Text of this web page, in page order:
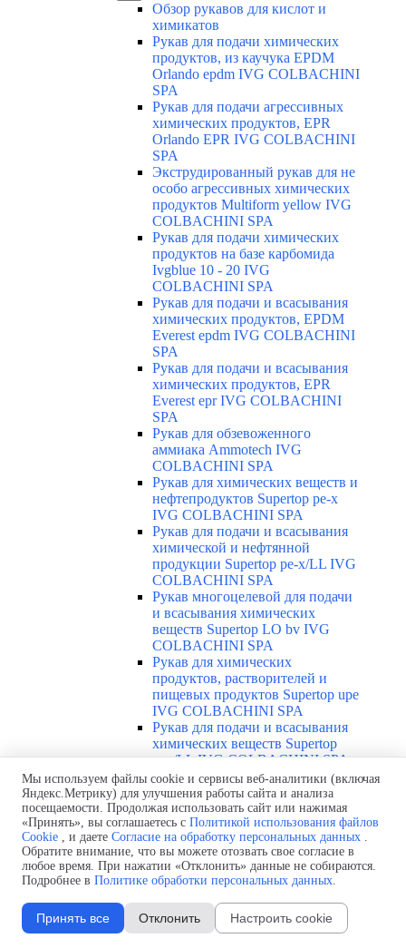
Обзор рукавов для кислот и
химикатов
Рукав для подачи химических
продуктов, из каучука EPDM
Orlando epdm IVG COLBACHINI
SPA
Рукав для подачи агрессивных
химических продуктов, EPR
Orlando EPR IVG COLBACHINI
SPA
Экструдированный рукав для не
особо агрессивных химических
продуктов Multiform yellow IVG
COLBACHINI SPA
Рукав для подачи химических
продуктов на базе карбомида
Ivgblue 10 - 20 IVG
COLBACHINI SPA
Рукав для подачи и всасывания
химических продуктов, EPDM
Everest epdm IVG COLBACHINI
SPA
Рукав для подачи и всасывания
химических продуктов, EPR
Everest epr IVG COLBACHINI
SPA
Рукав для обзевоженного
аммиака Ammotech IVG
COLBACHINI SPA
Рукав для химических веществ и
нефтепродуктов Supertop pe-x
IVG COLBACHINI SPA
Рукав для подачи и всасывания
химической и нефтянной
продукции Supertop pe-x/LL IVG
COLBACHINI SPA
Рукав многоцелевой для подачи
и всасывания химических
веществ Supertop LO bv IVG
COLBACHINI SPA
Рукав для химических
продуктов, растворителей и
пищевых продуктов Supertop upe
IVG COLBACHINI SPA
Рукав для подачи и всасывания
химических веществ Supertop
upe/LL IVG COLBACHINI SPA
Токопроводящий рукав для
химических и нефтянных
продуктов Supertop upe cond/LL
IVG COLBACHINI SPA
Токопроводящий рукав для
химических и пищевых
продуктов Thunderflex IVG
COLBACHINI SPA
Рукав для химических веществ и
растворителей Teflex IVG
Мы используем файлы cookie и сервисы веб-аналитики (включая
Яндекс.Метрику) для улучшения работы сайта и анализа
посещаемости. Продолжая использовать сайт или нажимая
«Принять», вы соглашаетесь с Политикой использования файлов
Cookie , и даете Согласие на обработку персональных данных .
Обратите внимание, что вы можете отозвать свое согласие в
любое время. При нажатии «Отклонить» данные не собираются.
Подробнее в Политике обработки персональных данных.
Принять все Отклонить Настроить cookie